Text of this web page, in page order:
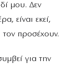
μου. Δεν
είναι εκεί,
τον προσέχουν.
για την